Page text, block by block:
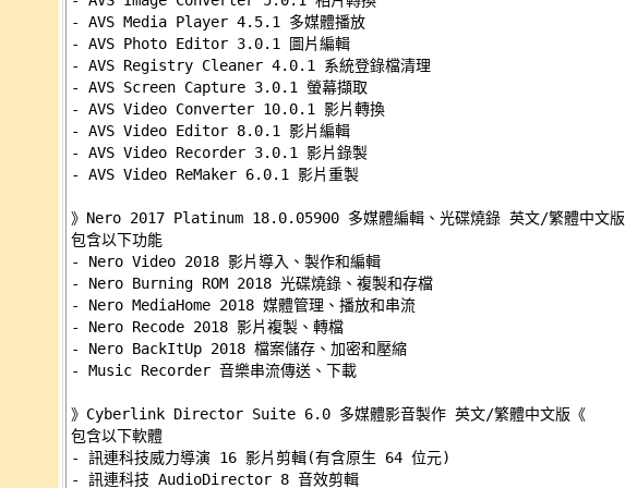
- AVS Media Player 4.5.1 多媒體播放
- AVS Photo Editor 3.0.1 圖片編輯
- AVS Registry Cleaner 4.0.1 系統登錄檔清理
- AVS Screen Capture 3.0.1 螢幕擷取
- AVS Video Converter 10.0.1 影片轉換
- AVS Video Editor 8.0.1 影片編輯
- AVS Video Recorder 3.0.1 影片錄製
- AVS Video ReMaker 6.0.1 影片重製
》 Nero 2017 Platinum 18.0.05900 多媒體編輯、光碟燒錄 英文/繁體中文版
包含以下功能
- Nero Video 2018 影片導入、製作和編輯
- Nero Burning ROM 2018 光碟燒錄、複製和存檔
- Nero MediaHome 2018 媒體管理、播放和串流
- Nero Recode 2018 影片複製、轉檔
- Nero BackItUp 2018 檔案儲存、加密和壓縮
- Music Recorder 音樂串流傳送、下載
》 Cyberlink Director Suite 6.0 多媒體影音製作 英文/繁體中文版 《
包含以下軟體
- 訊連科技威力導演 16 影片剪輯(有含原生 64 位元)
- 訊連科技 AudioDirector 8 音效剪輯